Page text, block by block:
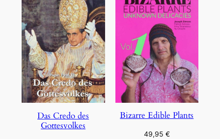
Das Credo des
Gottesvolkes
Bizarre Edible Plants
49,95 €